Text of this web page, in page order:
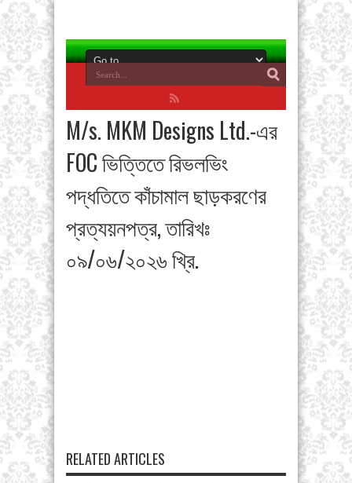
M/s. MKM Designs Ltd.-এর
FOC ভিত্তিতে রিভলভিং
পদ্ধতিতে কাঁচামাল ছাড়করণের
প্রত্যয়নপত্র, তারিখঃ
০৯/০৬/২০২৬ খ্রি.
RELATED ARTICLES